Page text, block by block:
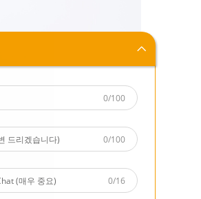
0/100
0/100
0/16